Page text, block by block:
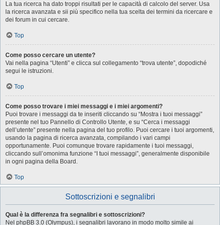
La tua ricerca ha dato troppi risultati per le capacità di calcolo del server. Usa
la ricerca avanzata e sii più specifico nella tua scelta dei termini da ricercare e
dei forum in cui cercare.
Top
Come posso cercare un utente?
Vai nella pagina “Utenti” e clicca sul collegamento “trova utente”, dopodiché
segui le istruzioni.
Top
Come posso trovare i miei messaggi e i miei argomenti?
Puoi trovare i messaggi da te inseriti cliccando su “Mostra i tuoi messaggi”
presente nel tuo Pannello di Controllo Utente, e su “Cerca i messaggi
dell’utente” presente nella pagina del tuo profilo. Puoi cercare i tuoi argomenti,
usando la pagina di ricerca avanzata, compilando i vari campi
opportunamente. Puoi comunque trovare rapidamente i tuoi messaggi,
cliccando sull’omonima funzione “I tuoi messaggi”, generalmente disponibile
in ogni pagina della Board.
Top
Sottoscrizioni e segnalibri
Qual è la differenza fra segnalibri e sottoscrizioni?
Nel phpBB 3.0 (Olympus), i segnalibri lavorano in modo molto simile ai